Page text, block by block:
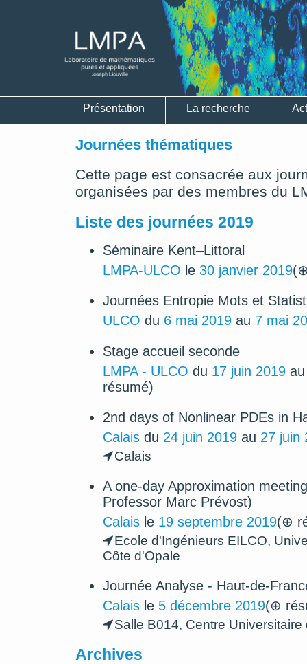
Présentation La recherche
Journées thématiques
Cette page est consacrée aux
organisées par des membres du
Liste des journées 2019
Séminaire Kent–Littoral
LMPA-ULCO le 30 janvier 2019
Journées Entropie Mots et
ULCO du 6 mai 2019 au 7 mai
Stage accueil seconde
LMPA - ULCO du 17 juin 2019
résumé)
2nd days of Nonlinear PDEs in
Calais du 24 juin 2019 au 27 juin
Calais
A one-day Approximation
Professor Marc Prévost)
Calais le 19 septembre 2019(⊕
Ecole d'Ingénieurs EILCO,
Côte d'Opale
Journée Analyse - Haut-de-
Calais le 5 décembre 2019(⊕
Salle B014, Centre Universitaire
Archives